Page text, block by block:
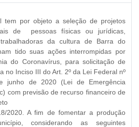
tem por objeto a seleção de projetos
de pessoas físicas ou jurídicas,
da cultura de Barra do
tido suas ações interrompidas por
do Coronavírus, para solicitação de
no Inciso III do Art. 2º da Lei Federal nº
junho de 2020 (Lei de Emergência
com previsão de recurso financeiro de
2020. A fim de fomentar a produção
considerando as seguintes